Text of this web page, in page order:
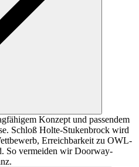
Konzept und passendem
Schloß Holte-Stukenbrock wird
Erreichbarkeit zu OWL-
So vermeiden wir Doorway-